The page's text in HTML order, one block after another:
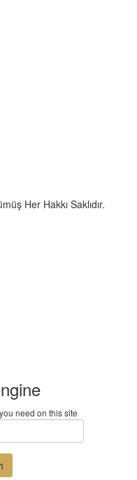
Her Hakkı Saklıdır.
need on this site